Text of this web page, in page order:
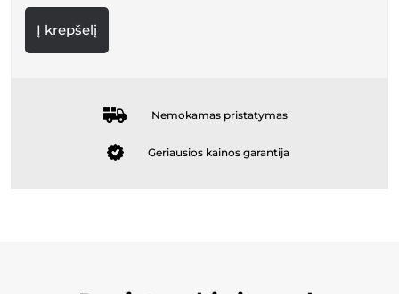
Į krepšelį
Nemokamas pristatymas
Geriausios kainos garantija